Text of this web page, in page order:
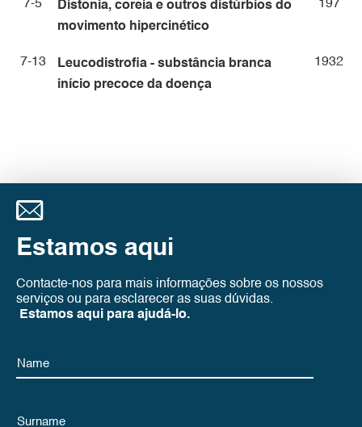
7-5
Distonia, coreia e outros distúrbios do
movimento hipercinético
197
7-13
Leucodistrofia - substância branca
início precoce da doença
1932
Estamos aqui
Contacte-nos para mais informações sobre os nossos
serviços ou para esclarecer as suas dúvidas.
Estamos aqui para ajudá-lo.
Name
Name